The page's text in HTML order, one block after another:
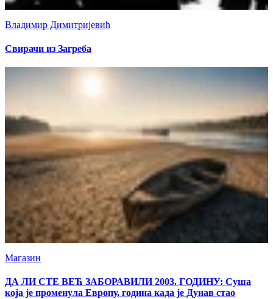
Владимир Димитријевић
Свирачи из Загреба
Магазин
ДА ЛИ СТЕ ВЕЋ ЗАБОРАВИЛИ 2003. ГОДИНУ: Суша
која је променула Европу, година када је Дунав стао